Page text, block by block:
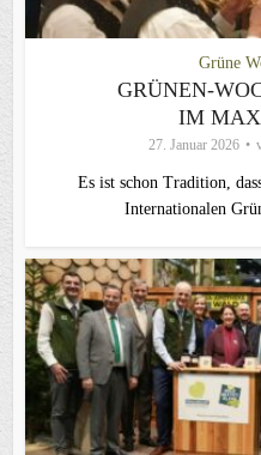
Grüne
GRÜNEN-
IM
27. Januar 2026
Es ist schon Tradition,
Internationalen